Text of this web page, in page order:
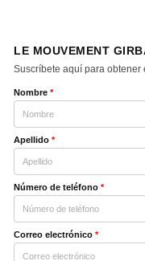
LE MOUVEMENT
Suscríbete aquí para obtener
Nombre *
Apellido *
Número de teléfono *
Correo electrónico *